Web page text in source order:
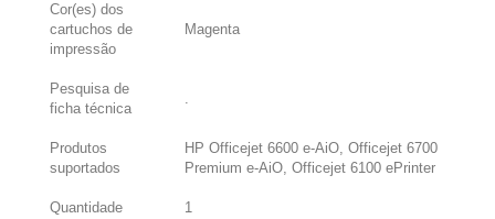
Cor(es) dos
cartuchos de
impressão
Magenta
Pesquisa de
ficha técnica
.
Produtos
suportados
HP Officejet 6600 e-AiO, Officejet 6700
Premium e-AiO, Officejet 6100 ePrinter
Quantidade 1